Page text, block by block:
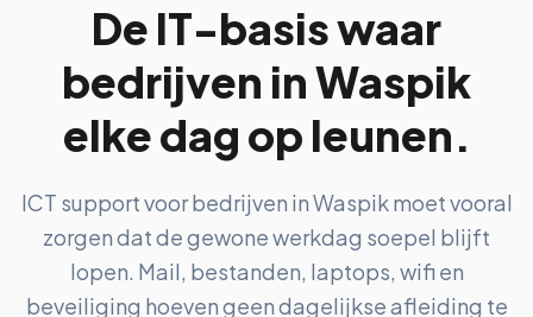
De IT-basis waar
bedrijven in Waspik
elke dag op leunen.
ICT support voor bedrijven in Waspik moet vooral
zorgen dat de gewone werkdag soepel blijft
lopen. Mail, bestanden, laptops, wifi en
beveiliging hoeven geen dagelijkse afleiding te